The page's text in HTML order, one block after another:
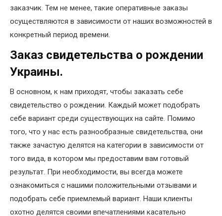
заказчик. Тем не менее, такие оперативные заказы
осуществляются в зависимости от наших возможностей в
конкретный период времени.
Заказ свидетельства о рождении
Украины.
В основном, к нам приходят, чтобы заказать себе
свидетельство о рождении. Каждый может подобрать
себе вариант среди существующих на сайте. Помимо
того, что у нас есть разнообразные свидетельства, они
также зачастую делятся на категории в зависимости от
того вида, в котором мы предоставим вам готовый
результат. При необходимости, вы всегда можете
ознакомиться с нашими положительными отзывами и
подобрать себе приемлемый вариант. Наши клиенты
охотно делятся своими впечатлениями касательно